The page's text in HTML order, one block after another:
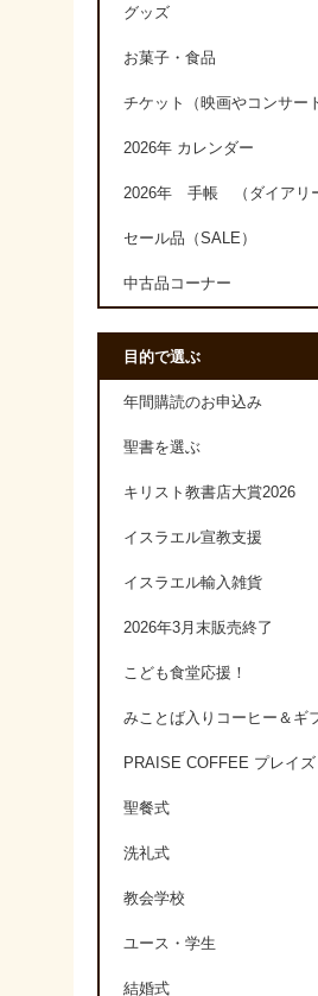
グッズ
お菓子・食品
チケット（映画やコンサー
2026年 カレンダー
2026年 手帳 （ダイアリ
セール品（SALE）
中古品コーナー
目的で選ぶ
年間購読のお申込み
聖書を選ぶ
キリスト教書店大賞2026
イスラエル宣教支援
イスラエル輸入雑貨
2026年3月末販売終了
こども食堂応援！
みことば入りコーヒー＆ギ
PRAISE COFFEE プレイ
聖餐式
洗礼式
教会学校
ユース・学生
結婚式